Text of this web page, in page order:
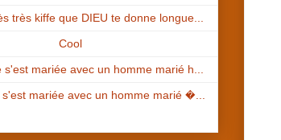
très kiffe que DIEU te donne longue...
Cool
s'est mariée avec un homme marié h...
s'est mariée avec un homme marié �...